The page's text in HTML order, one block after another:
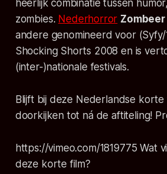
heerlijk combinatie tussen
zombies. Nederhorror Zombeer
andere genomineerd voor
Shocking Shorts 2008 en is
(inter-)nationale festivals.
Blijft bij deze Nederlandse korte
doorkijken tot ná de aftiteling!
https://vimeo.com/1819775 Wat
deze korte film?